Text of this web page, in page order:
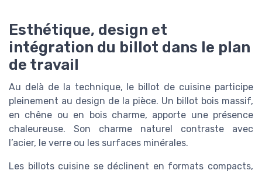
Esthétique, design et
intégration du billot dans le plan
de travail
Au delà de la technique, le billot de cuisine participe
pleinement au design de la pièce. Un billot bois massif,
en chêne ou en bois charme, apporte une présence
chaleureuse. Son charme naturel contraste avec
l’acier, le verre ou les surfaces minérales.
Les billots cuisine se déclinent en formats compacts,